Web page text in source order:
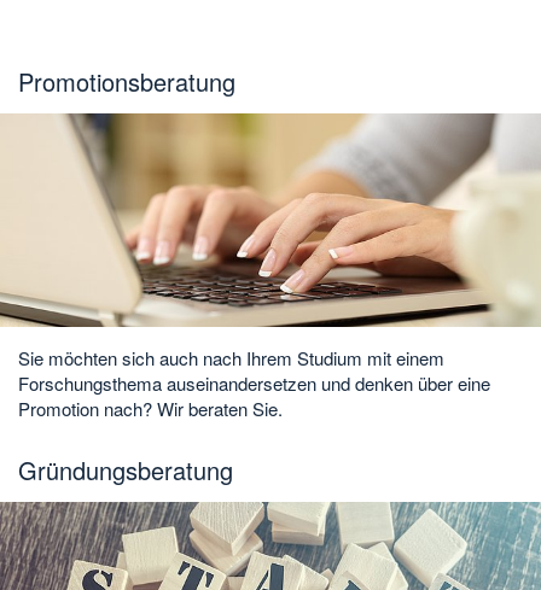
Promotionsberatung
Sie möchten sich auch nach Ihrem Studium mit einem
Forschungsthema auseinandersetzen und denken über eine
Promotion nach? Wir beraten Sie.
Gründungsberatung